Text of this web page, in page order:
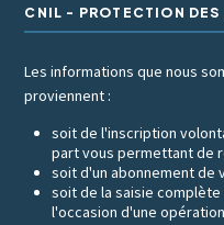
CNIL - PROTECTION DES
Les informations que nous
proviennent :
soit de l'inscription
part vous permettant de
soit d'un abonnement de
soit de la saisie
l'occasion d'une